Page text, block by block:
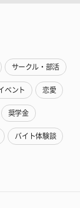
サークル・部活
ベント 恋愛
奨学金
バイト体験談